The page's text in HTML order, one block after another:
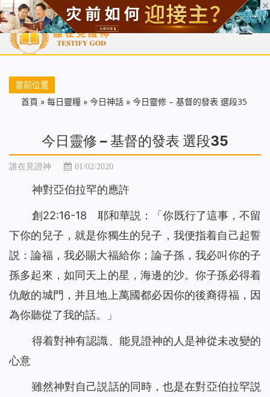
首頁 每日靈糧 天國福音 基督徒見證 信仰解答 聖經
當前位置
首頁 » 每日靈糧 » 今日神話 » 今日靈修 – 基督的發表 選段35
今日靈修 – 基督的發表 選段35
誰在見證神 01/02/2020
神對亞伯拉罕的應許
創22:16-18 耶和華説：「你既行了這事，不留
下你的兒子，就是你獨生的兒子，我便指着自己起誓
説：論福，我必賜大福給你；論子孫，我必叫你的子
孫多起來，如同天上的星，海邊的沙。你子孫必得着
仇敵的城門，并且地上萬國都必因你的後裔得福，因
為你聽從了我的話。」
得着對神有認識、能見證神的人是神從未改變的
心意
雖然神對自己説話的同時，也是在對亞伯拉罕説